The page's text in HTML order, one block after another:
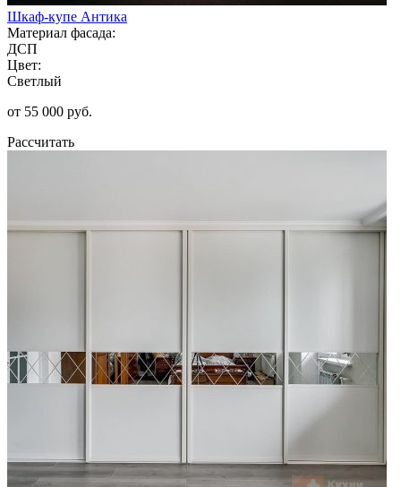
Шкаф-купе Антика
Материал фасада:
ДСП
Цвет:
Светлый
от 55 000 руб.
Рассчитать